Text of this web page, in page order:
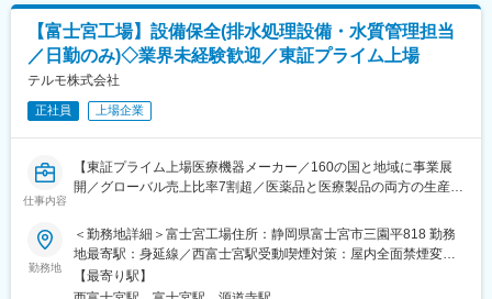
届けする」ことが実感でき、非常に強いやりがいを感じることが
できる
・生産工程の初期構想から立上げまでの幅広い業務を経験でき、
やりがいと達成感を得られる仕事
・高品質で安定的に生産するための高度なものづくり技術の習得
ができる
変更の範囲：会社の定める業務
・試作品の作成や評価、検証などを通じ、製品化に向けた業務を
推進します。
・製品を安定して生産するために、製造条件の検討や工程の改善
を行います。
・関係部門と連携し、課題の抽出、原因の分析、改善策の立案・
実行までをリードします。
・医療業界で求められる品質やルールを踏まえ、安全で高品質な
製品づくりを支えます。
・配属先に応じて、製品開発業務、または調製・滅菌などの共通
技術業務をご担当いただきます。
■入社後の教育イメージ
配属先でのOJTを通じて、製品知識、製造工程、品質の基礎から
学んでいただきます。
・先輩社員のサポートのもと、既存製品の評価や工程改善など、
【富士宮工場】設備保全(排水処理設備・水質管理担当
／日勤のみ)◇業界未経験歓迎／東証プライム上場
テルモ株式会社
正社員 上場企業
仕事内容
【東証プライム上場医療機器メーカー／160の国と地域に事業展
開／グローバル売上比率7割超／医薬品と医療製品の両方の生産を
系、化学系メーカーなど異業界からのキャリア入社多数】
■求人概要：
テルモでは、一般家庭用の体温計や血圧計から、病院用の体温
勤務地
＜勤務地詳細＞富士宮工場住所：静岡県富士宮市三園平818 勤務
地最寄駅：身延線／西富士宮駅受動喫煙対策：屋内全面禁煙変更
の範囲：会社の定める事業所（リモートワーク含む）
【最寄り駅】